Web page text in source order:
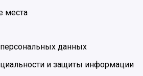
места
данных
и защиты информации